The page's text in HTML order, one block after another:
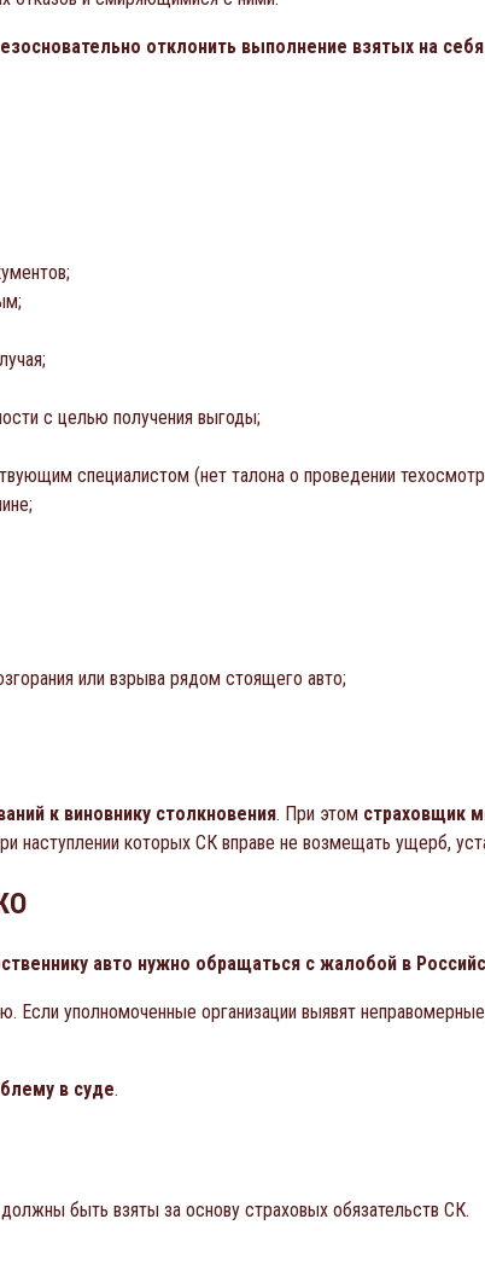
отклонить выполнение взятых на
с целью получения выгоды;
специалистом (нет талона о проведении
или взрыва рядом стоящего авто;
к виновнику столкновения. При этом страховщик
наступлении которых СК вправе не возмещать ущерб,
авто нужно обращаться с жалобой в
уполномоченные организации выявят
в суде.
быть взяты за основу страховых обязательств СК.